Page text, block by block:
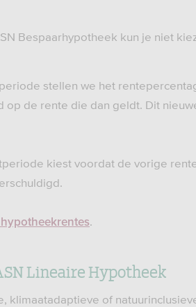
Bespaarhypotheek kun je niet
stellen we het
op de rente die dan geldt. Dit
kiest voordat de vorige
.
Lineaire Hypotheek
klimaatadaptieve of